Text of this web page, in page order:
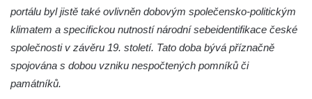
Socha Housenka v ZOO Hluboká
Socha Nosorožík v ZOO Hluboká
Socha Beruška v ZOO Hluboká
portálu byl jistě také ovlivněn dobovým společensko-politickým
klimatem a specifickou nutností národní sebeidentifikace české
společnosti v závěru 19. století. Tato doba bývá příznačně
spojována s dobou vzniku nespočtených pomníků či
památníků.